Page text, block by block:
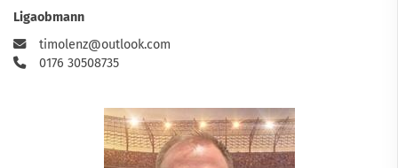
Ligaobmann
timolenz@outlook.com
0176 30508735